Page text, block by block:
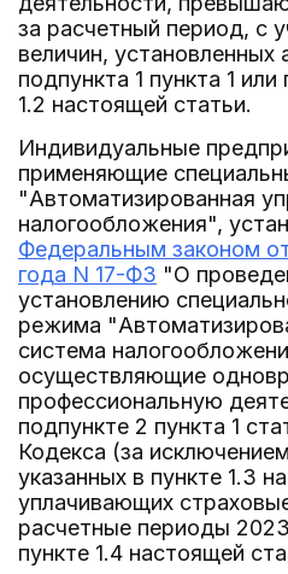
за расчетный период, с
величин,
подпункта 1 пункта 1
1.2 настоящей статьи.
Индивидуальные
применяющие
"Автоматизированная
налогообложения",
Федеральным законом
года N 17-ФЗ "О
установлению
режима
система
осуществляющие
профессиональную
подпункте 2 пункта 1
Кодекса (за
указанных в пункте 1.3
уплачивающих
расчетные периоды
пункте 1.4 настоящей